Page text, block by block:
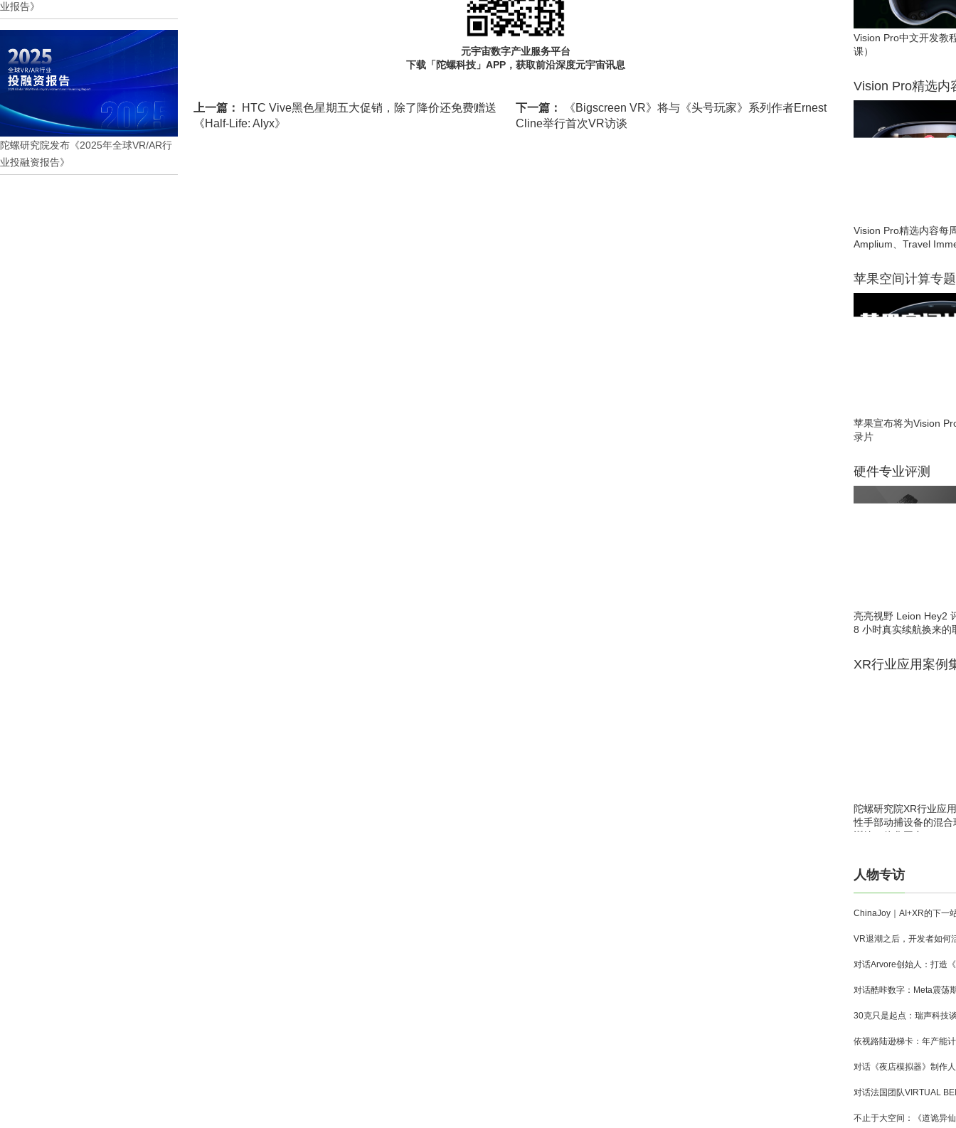
业报告》
陀螺研究院发布《2025年全球VR/AR行
业投融资报告》
元宇宙数字产业服务平台
下载「陀螺科技」APP，获取前沿深度元宇宙讯息
上一篇：
HTC Vive黑色星期五大促销，除了降价还免费赠送
《Half-Life: Alyx》
下一篇：
《Bigscreen VR》将与《头号玩家》系列作者Ernest
Cline举行首次VR访谈
Vision Pro中文开发教
课）
Vision Pro精选内
Vision Pro精选内容每
Amplium、Travel
苹果空间计算专题
苹果宣布将为Vision
录片
硬件专业评测
亮亮视野 Leion Hey2
8 小时真实续航换来的
XR行业应用案例
陀螺研究院XR行业应
性手部动捕设备的混
训练一体化平台
人物专访